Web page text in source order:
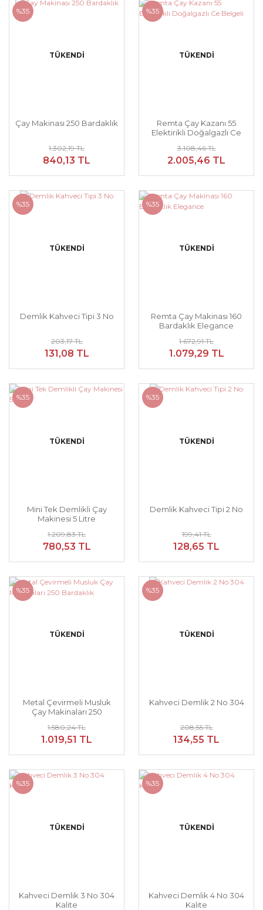
%35
TÜKENDİ
Çay Makinası 250 Bardaklık
1.302,19 TL
840,13 TL
%35
TÜKENDİ
Remta Çay Kazanı 55
Elektirikli Doğalgazlı Ce
3.108,46 TL
2.005,46 TL
%35
TÜKENDİ
Demlik Kahveci Tipi 3 No
203,17 TL
131,08 TL
%35
TÜKENDİ
Remta Çay Makinası 160
Bardaklık Elegance
1.672,91 TL
1.079,29 TL
%35
TÜKENDİ
Mini Tek Demlikli Çay
Makinesi 5 Litre
1.209,83 TL
780,53 TL
%35
TÜKENDİ
Demlik Kahveci Tipi 2 No
199,41 TL
128,65 TL
%35
TÜKENDİ
Metal Çevirmeli Musluk
Çay Makinaları 250
1.580,24 TL
1.019,51 TL
%35
TÜKENDİ
Kahveci Demlik 2 No 304
208,55 TL
134,55 TL
%35
TÜKENDİ
Kahveci Demlik 3 No 304
Kalite
%35
TÜKENDİ
Kahveci Demlik 4 No 304
Kalite